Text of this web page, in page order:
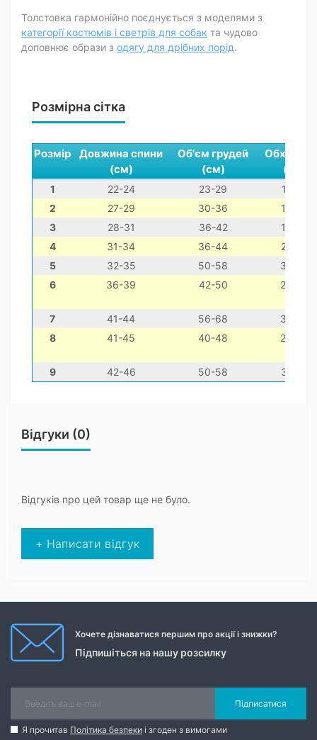
Толстовка гармонійно поєднується з моделями з
категорії костюмів і светрів для собак та чудово
доповнює образи з одягу для дрібних порід.
Розмірна сітка
Розмір
Довжина спини
(см)
Об'єм грудей
(см)
Обхват
(см)
1 22-24 23-29
12-22
2
27-29 30-36
16-26
3
28-31 36-42
18-28
4
31-34 36-44
22-32
5
32-35 50-58
30-40
6
36-39 42-50 26-36
7 41-44 56-68
36-46
8
41-45 40-48 26-36
9 42-46 50-58 32-42
Відгуки (0)
Відгуків про цей товар ще не було.
+ Написати відгук
Хочете дізнаватися першим про акції і знижки?
Підпишіться на нашу розсилку
Підписатися
Я прочитав Політика безпеки і згоден з вимогами